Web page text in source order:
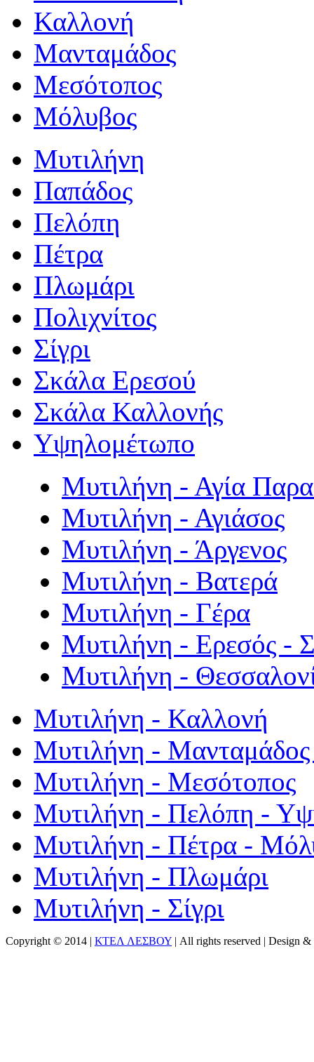
Καλλονή
Μανταμάδος
Μεσότοπος
Μόλυβος
Μυτιλήνη
Παπάδος
Πελόπη
Πέτρα
Πλωμάρι
Πολιχνίτος
Σίγρι
Σκάλα Ερεσού
Σκάλα Καλλονής
Υψηλομέτωπο
Μυτιλήνη - Αγία
Μυτιλήνη - Αγιάσος
Μυτιλήνη - Άργενος
Μυτιλήνη - Βατερά
Μυτιλήνη - Γέρα
Μυτιλήνη - Ερεσός -
Μυτιλήνη -
Μυτιλήνη - Καλλονή
Μυτιλήνη - Μανταμάδος
Μυτιλήνη - Μεσότοπος
Μυτιλήνη - Πελόπη -
Μυτιλήνη - Πέτρα -
Μυτιλήνη - Πλωμάρι
Μυτιλήνη - Σίγρι
Copyright © 2014 | ΚΤΕΛ ΛΕΣΒΟΥ | All rights reserved | Design &